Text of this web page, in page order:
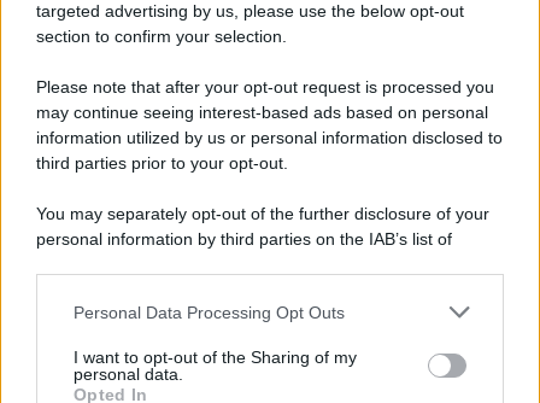
targeted advertising by us, please use the below opt-out
section to confirm your selection.
Please note that after your opt-out request is processed you
may continue seeing interest-based ads based on personal
information utilized by us or personal information disclosed to
third parties prior to your opt-out.
You may separately opt-out of the further disclosure of your
personal information by third parties on the IAB’s list of
This information may also be disclosed by us to third parties
disclose it to other third parties.
Personal Data Processing Opt Outs
I want to opt-out of the Sharing of my
personal data.
Opted In
© 2026 - Pianeta Design - P.IVA 04827280654 - Testata
Registrata Al Tribunale Di Nocera Inferiore N. 8/2020 - RG N.
ISCRIZIONE AL ROC N. 35792 – ISCRITTA ALL’ANSO
(ASSOCIAZIONE NAZIONALE STAMPA ONLINE)
PREFERENZE PRIVACY